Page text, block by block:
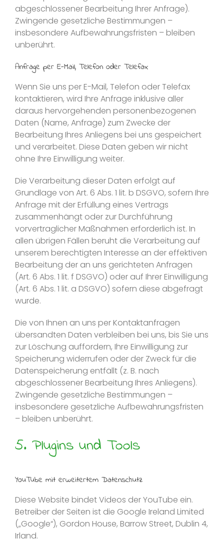
abgeschlossener Bearbeitung Ihrer Anfrage).
Zwingende gesetzliche Bestimmungen –
insbesondere Aufbewahrungsfristen – bleiben
unberührt.
Anfrage per E-Mail, Telefon oder Telefax
Wenn Sie uns per E-Mail, Telefon oder Telefax
kontaktieren, wird Ihre Anfrage inklusive aller
daraus hervorgehenden personenbezogenen
Daten (Name, Anfrage) zum Zwecke der
Bearbeitung Ihres Anliegens bei uns gespeichert
und verarbeitet. Diese Daten geben wir nicht
ohne Ihre Einwilligung weiter.
Die Verarbeitung dieser Daten erfolgt auf
Grundlage von Art. 6 Abs. 1 lit. b DSGVO, sofern Ihre
Anfrage mit der Erfüllung eines Vertrags
zusammenhängt oder zur Durchführung
vorvertraglicher Maßnahmen erforderlich ist. In
allen übrigen Fällen beruht die Verarbeitung auf
unserem berechtigten Interesse an der effektiven
Bearbeitung der an uns gerichteten Anfragen
(Art. 6 Abs. 1 lit. f DSGVO) oder auf Ihrer Einwilligung
(Art. 6 Abs. 1 lit. a DSGVO) sofern diese abgefragt
wurde.
Die von Ihnen an uns per Kontaktanfragen
übersandten Daten verbleiben bei uns, bis Sie uns
zur Löschung auffordern, Ihre Einwilligung zur
Speicherung widerrufen oder der Zweck für die
Datenspeicherung entfällt (z. B. nach
abgeschlossener Bearbeitung Ihres Anliegens).
Zwingende gesetzliche Bestimmungen –
insbesondere gesetzliche Aufbewahrungsfristen
– bleiben unberührt.
5. Plugins und Tools
YouTube mit erweitertem Datenschutz
Diese Website bindet Videos der YouTube ein.
Betreiber der Seiten ist die Google Ireland Limited
(„Google“), Gordon House, Barrow Street, Dublin 4,
Irland.